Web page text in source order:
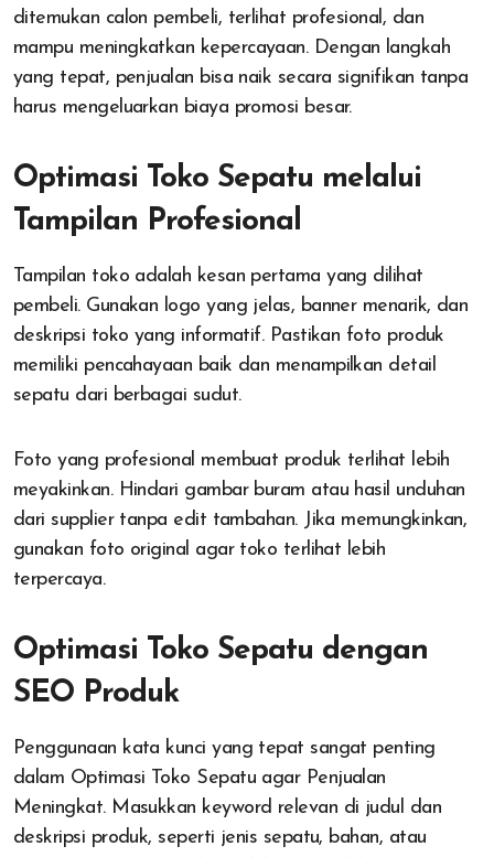
ditemukan calon pembeli, terlihat profesional, dan
mampu meningkatkan kepercayaan. Dengan langkah
yang tepat, penjualan bisa naik secara signifikan tanpa
harus mengeluarkan biaya promosi besar.
Optimasi Toko Sepatu melalui
Tampilan Profesional
Tampilan toko adalah kesan pertama yang dilihat
pembeli. Gunakan logo yang jelas, banner menarik, dan
deskripsi toko yang informatif. Pastikan foto produk
memiliki pencahayaan baik dan menampilkan detail
sepatu dari berbagai sudut.
Foto yang profesional membuat produk terlihat lebih
meyakinkan. Hindari gambar buram atau hasil unduhan
dari supplier tanpa edit tambahan. Jika memungkinkan,
gunakan foto original agar toko terlihat lebih
terpercaya.
Optimasi Toko Sepatu dengan
SEO Produk
Penggunaan kata kunci yang tepat sangat penting
dalam Optimasi Toko Sepatu agar Penjualan
Meningkat. Masukkan keyword relevan di judul dan
deskripsi produk, seperti jenis sepatu, bahan, atau